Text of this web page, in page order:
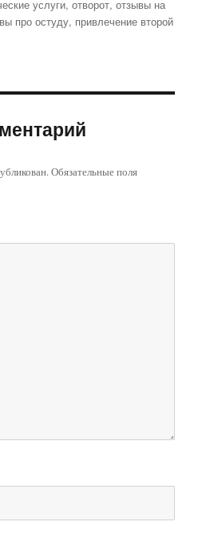
услуги,отворот,отзывы на
про остуду, привлечение второй
Обязательные поля